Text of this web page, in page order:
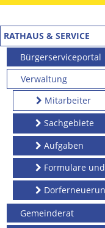
RATHAUS & SERVICE
Bürgerserviceportal
Verwaltung
Mitarbeiter
Sachgebiete
Aufgaben
Formulare
Gemeinderat